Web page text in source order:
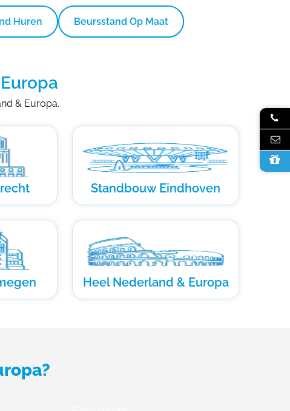
Huren Beursstand Op Maat
& Europa.
Standbouw Eindhoven
Heel Nederland & Europa